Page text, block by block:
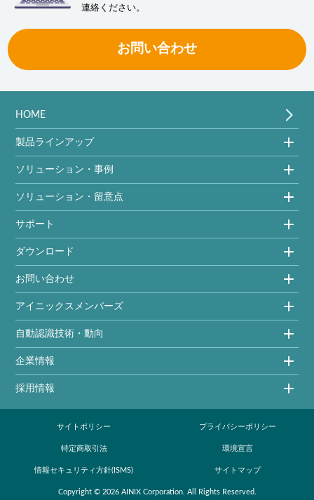
連絡ください。
お問い合わせ
HOME
製品ラインアップ
ソリューション・事例
ソリューション・留意点
サポート
ダウンロード
お問い合わせ
アイニックスメンバーズ
自動認識技術・動向
企業情報
採用情報
サイトポリシー プライバシーポリシー
特定商取引法 環境宣言
情報セキュリティ方針(ISMS) サイトマップ
Copyright © 2026 AINIX Corporation. All Rights Reserved.